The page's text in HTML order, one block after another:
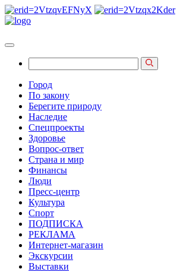
Город
По закону
Берегите природу
Наследие
Спецпроекты
Здоровье
Вопрос-ответ
Страна и мир
Финансы
Люди
Пресс-центр
Культура
Спорт
ПОДПИСКА
РЕКЛАМА
Интернет-магазин
Экскурсии
Выставки